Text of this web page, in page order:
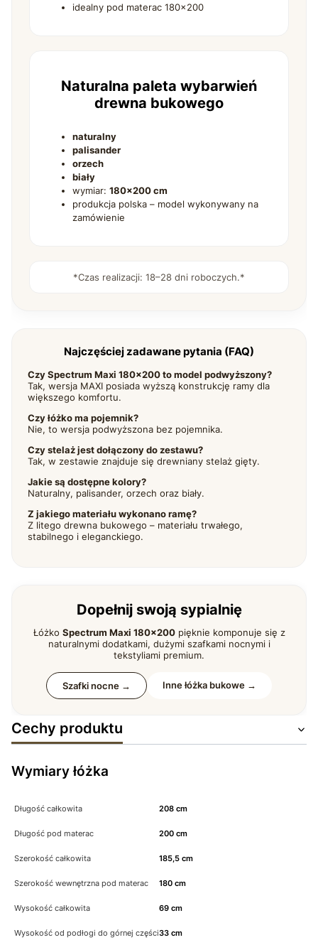
idealny pod materac 180×200
Naturalna paleta wybarwień
drewna bukowego
naturalny
palisander
orzech
biały
wymiar: 180×200 cm
produkcja polska – model wykonywany na
zamówienie
*Czas realizacji: 18–28 dni roboczych.*
Najczęściej zadawane pytania (FAQ)
Czy Spectrum Maxi 180×200 to model podwyższony?
Tak, wersja MAXI posiada wyższą konstrukcję ramy dla
większego komfortu.
Czy łóżko ma pojemnik?
Nie, to wersja podwyższona bez pojemnika.
Czy stelaż jest dołączony do zestawu?
Tak, w zestawie znajduje się drewniany stelaż gięty.
Jakie są dostępne kolory?
Naturalny, palisander, orzech oraz biały.
Z jakiego materiału wykonano ramę?
Z litego drewna bukowego – materiału trwałego,
stabilnego i eleganckiego.
Dopełnij swoją sypialnię
Łóżko Spectrum Maxi 180×200pięknie komponuje się z
naturalnymi dodatkami, dużymi szafkami nocnymi i
tekstyliami premium.
Szafki nocne → Inne łóżka bukowe →
Cechy produktu
Wymiary łóżka
Długość całkowita 208 cm
Długość pod materac 200 cm
Szerokość całkowita 185,5 cm
Szerokość wewnętrzna pod materac 180 cm
Wysokość całkowita 69 cm
Wysokość od podłogi do górnej części33 cm